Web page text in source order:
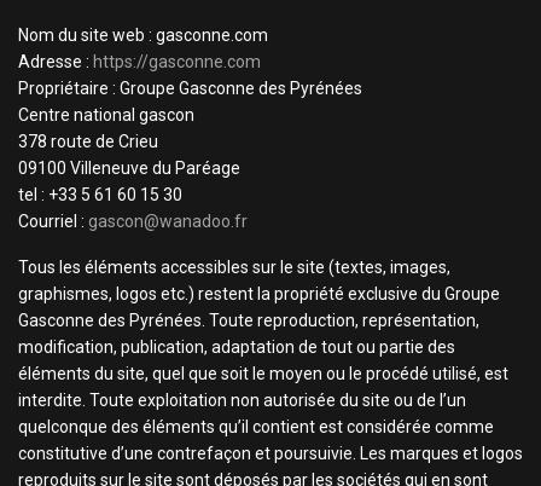
Nom du site web : gasconne.com
Adresse : https://gasconne.com
Propriétaire : Groupe Gasconne des Pyrénées
Centre national gascon
378 route de Crieu
09100 Villeneuve du Paréage
tel : +33 5 61 60 15 30
Courriel : gascon@wanadoo.fr
Tous les éléments accessibles sur le site (textes, images,
graphismes, logos etc.) restent la propriété exclusive du Groupe
Gasconne des Pyrénées. Toute reproduction, représentation,
modification, publication, adaptation de tout ou partie des
éléments du site, quel que soit le moyen ou le procédé utilisé, est
interdite. Toute exploitation non autorisée du site ou de l’un
quelconque des éléments qu’il contient est considérée comme
constitutive d’une contrefaçon et poursuivie. Les marques et logos
reproduits sur le site sont déposés par les sociétés qui en sont